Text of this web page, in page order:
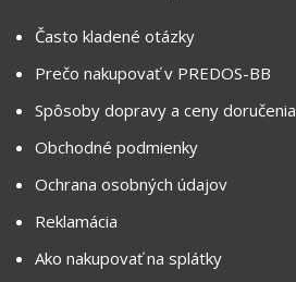
Často kladené otázky
Prečo nakupovať v PREDOS-BB
Spôsoby dopravy a ceny doručenia
Obchodné podmienky
Ochrana osobných údajov
Reklamácia
Ako nakupovať na splátky